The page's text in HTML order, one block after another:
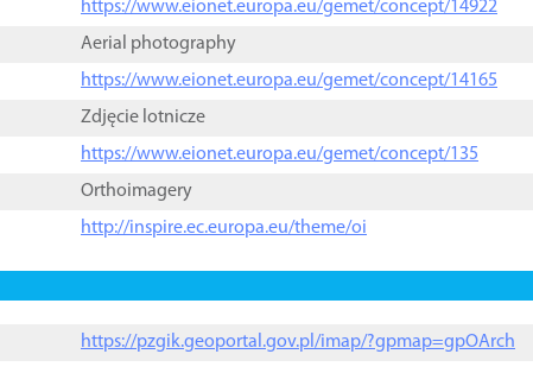
https://www.eionet.europa.eu/gemet/concept/14922
Aerial photography
https://www.eionet.europa.eu/gemet/concept/14165
Zdjęcie lotnicze
https://www.eionet.europa.eu/gemet/concept/135
Orthoimagery
http://inspire.ec.europa.eu/theme/oi
https://pzgik.geoportal.gov.pl/imap/?gpmap=gpOArch